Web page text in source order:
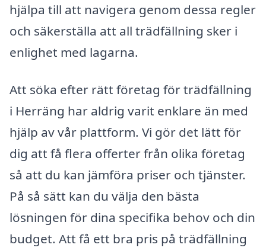
hjälpa till att navigera genom dessa regler
och säkerställa att all trädfällning sker i
enlighet med lagarna.
Att söka efter rätt företag för trädfällning
i Herräng har aldrig varit enklare än med
hjälp av vår plattform. Vi gör det lätt för
dig att få flera offerter från olika företag
så att du kan jämföra priser och tjänster.
På så sätt kan du välja den bästa
lösningen för dina specifika behov och din
budget. Att få ett bra pris på trädfällning